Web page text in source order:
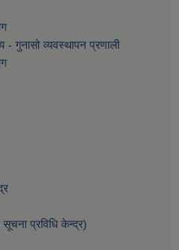
- गुनासो व्यवस्थापन प्रणाली
प्रविधि केन्द्र)